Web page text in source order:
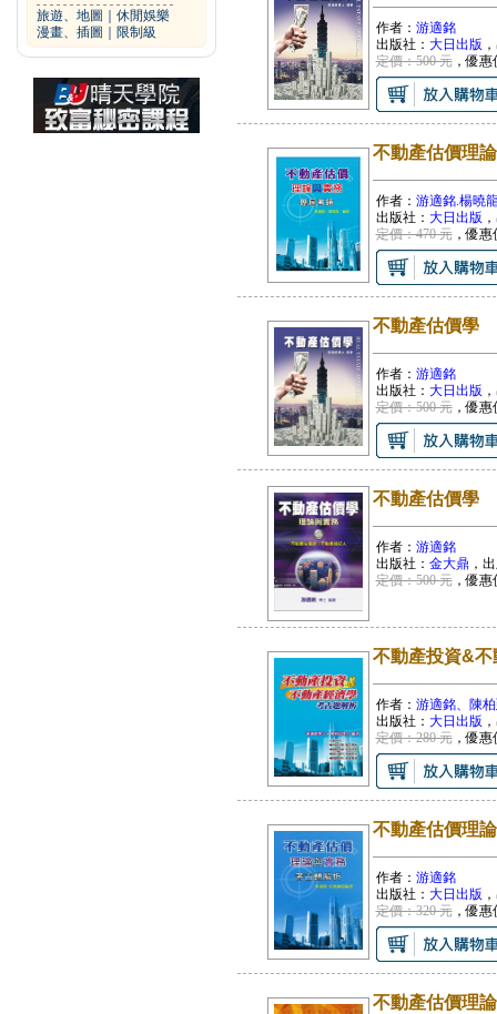
旅遊、地圖
休閒娛樂
漫畫、插圖
限制級 作者： 游適銘
出版社： 大日出版
定價：500 元，優惠
不動產估價理
作者： 游適銘.楊曉
出版社： 大日出版
定價：470 元，優惠
不動產估價學
作者： 游適銘
出版社： 大日出版
定價：500 元，優惠
不動產估價學
作者： 游適銘
出版社： 金大鼎 ，
定價：500 元，優惠
不動產投資&
作者： 游適銘、陳
出版社： 大日出版
定價：280 元，優惠
不動產估價理
作者： 游適銘
出版社： 大日出版
定價：320 元，優惠
不動產估價理